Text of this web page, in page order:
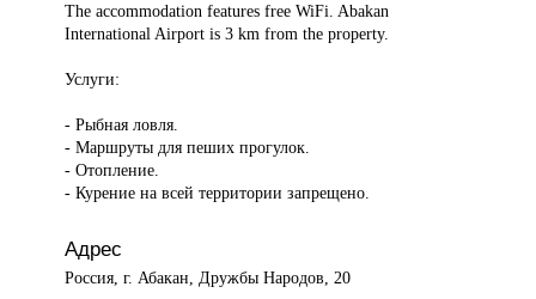
The accommodation features free WiFi. Abakan
International Airport is 3 km from the property.
Услуги:
- Рыбная ловля.
- Маршруты для пеших прогулок.
- Отопление.
- Курение на всей территории запрещено.
Адрес
Россия, г. Абакан, Дружбы Народов, 20